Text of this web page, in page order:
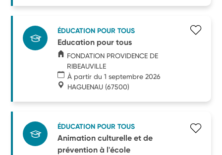
ÉDUCATION POUR TOUS
Education pour tous
FONDATION PROVIDENCE DE
RIBEAUVILLE
À partir du 1 septembre 2026
HAGUENAU (67500)
ÉDUCATION POUR TOUS
Animation culturelle et de
prévention à l'école